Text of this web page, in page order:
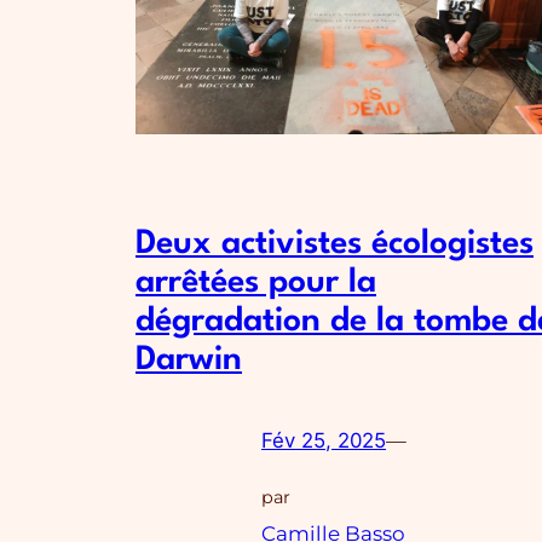
Deux activistes écologistes
arrêtées pour la
dégradation de la tombe
Darwin
Fév 25, 2025—
par
Camille Basso